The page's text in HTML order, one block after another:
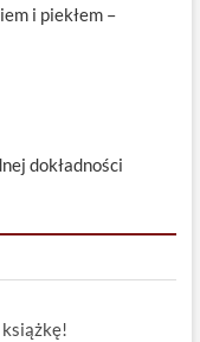
i piekłem –
dokładności
książkę!